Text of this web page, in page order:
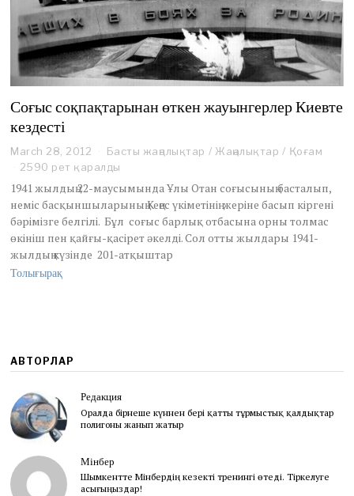
Соғыс соқпақтарынан өткен жауынгерлер Киевте
кездесті
March 28, 2012
a
c
h
2
8
Басты жаңалықтар / Жаңалықтар / Қоғам
2590 рет қаралды
1941 жылдың 22-маусымында Ұлы Отан соғысының басталып,
неміс басқыншыларының Кеңес үкіметінің жеріне басып кіргені
бәрімізге белгілі. Бұл соғыс барлық отбасына орны толмас
өкініш пен қайғы-қасірет әкелді. Сол отты жылдары 1941-
жылдың күзінде 201-атқыштар
Толығырақ
АВТОРЛАР
Редакция
Оралда бірнеше күннен бері қатты тұрмыстық қалдықтар
полигоны жанып жатыр
Мінбер
Шымкентте Мінбердің кезекті тренингі өтеді. Тіркелуге
асығыңыздар!